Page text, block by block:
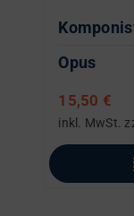
Opus
15,50 €
inkl. MwSt.